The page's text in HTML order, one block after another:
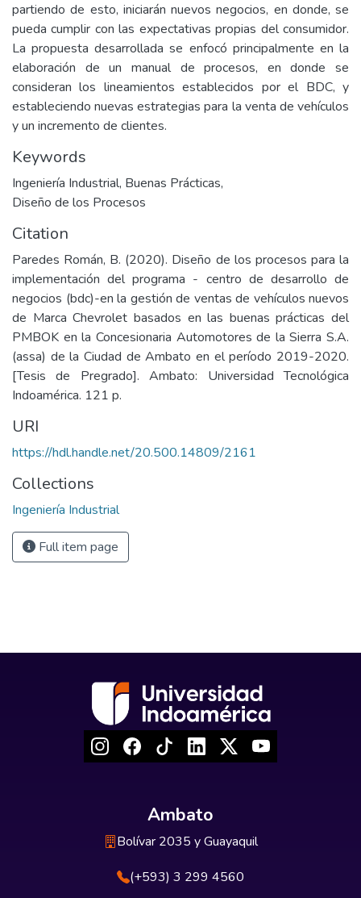
partiendo de esto, iniciarán nuevos negocios, en donde, se
pueda cumplir con las expectativas propias del consumidor.
La propuesta desarrollada se enfocó principalmente en la
elaboración de un manual de procesos, en donde se
consideran los lineamientos establecidos por el BDC, y
estableciendo nuevas estrategias para la venta de vehículos
y un incremento de clientes.
Keywords
Ingeniería Industrial, Buenas Prácticas,
Diseño de los Procesos
Citation
Paredes Román, B. (2020). Diseño de los procesos para la
implementación del programa - centro de desarrollo de
negocios (bdc)-en la gestión de ventas de vehículos nuevos
de Marca Chevrolet basados en las buenas prácticas del
PMBOK en la Concesionaria Automotores de la Sierra S.A.
(assa) de la Ciudad de Ambato en el período 2019-2020.
[Tesis de Pregrado]. Ambato: Universidad Tecnológica
Indoamérica. 121 p.
URI
https://hdl.handle.net/20.500.14809/2161
Collections
Ingeniería Industrial
Full item page
Ambato
Bolívar 2035 y Guayaquil
(+593) 3 299 4560